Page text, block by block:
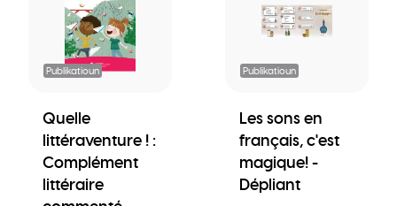
Publikatioun
Quelle
littéraventure ! :
Complément
littéraire
Publikatioun
Les sons en
français, c'est
magique! -
Dépliant